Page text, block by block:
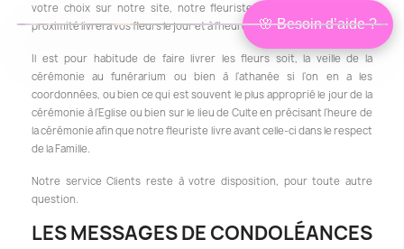
votre choix sur notre site, notre fleuriste de TALON ou bien de
proximité livrera vos fleurs le jour et à l'heure de votre choix.
Il est pour habitude de faire livrer les fleurs soit, la veille de la
cérémonie au funérarium ou bien à l'athanée si l'on en a les
coordonnées, ou bien ce qui est souvent le plus approprié le jour de la
cérémonie à l'Eglise ou bien sur le lieu de Culte en précisant l'heure de
la cérémonie afin que notre fleuriste livre avant celle-ci dans le respect
de la Famille.
Notre service Clients reste à votre disposition, pour toute autre
question.
LES MESSAGES DE CONDOLÉANCES
🌸 Besoin d’aide ?
×
Bonjour,
je suis Isabelle
Conseillère
Je peux vous aider à choisir les
situation, en lien avec le défunt et à
votre budget.
❤ Être conseillé